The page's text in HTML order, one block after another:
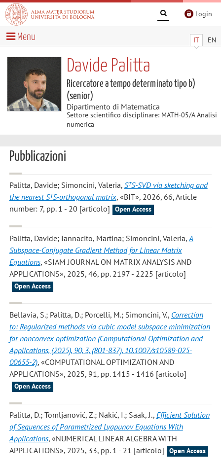
Login
IT EN
Menu
Davide Palitta
Ricercatore a tempo determinato tipo b)
(senior)
Dipartimento di Matematica
Settore scientifico disciplinare: MATH-05/A Analisi
numerica
Pubblicazioni
Palitta, Davide; Simoncini, Valeria, SᵀS‑SVD via sketching and
the nearest SᵀS‑orthogonal matrix, «BIT», 2026, 66, Article
number: 7, pp. 1 - 20 [articolo]
Open Access
Palitta, Davide; Iannacito, Martina; Simoncini, Valeria, A
Subspace-Conjugate Gradient Method for Linear Matrix
Equations, «SIAM JOURNAL ON MATRIX ANALYSIS AND
APPLICATIONS», 2025, 46, pp. 2197 - 2225 [articolo]
Open Access
Bellavia, S.; Palitta, D.; Porcelli, M.; Simoncini, V., Correction
to: Regularized methods via cubic model subspace minimization
for nonconvex optimization (Computational Optimization and
Applications, (2025), 90, 3, (801-837), 10.1007/s10589-025-
00655-2), «COMPUTATIONAL OPTIMIZATION AND
APPLICATIONS», 2025, 91, pp. 1415 - 1416 [articolo]
Open Access
Palitta, D.; Tomljanović, Z.; Nakić, I.; Saak, J., Efficient Solution
of Sequences of Parametrized Lyapunov Equations With
Applications, «NUMERICAL LINEAR ALGEBRA WITH
APPLICATIONS», 2025, 33, pp. 1 - 21 [articolo]
Open Access